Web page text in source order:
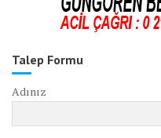
Talep Formu
Adınız